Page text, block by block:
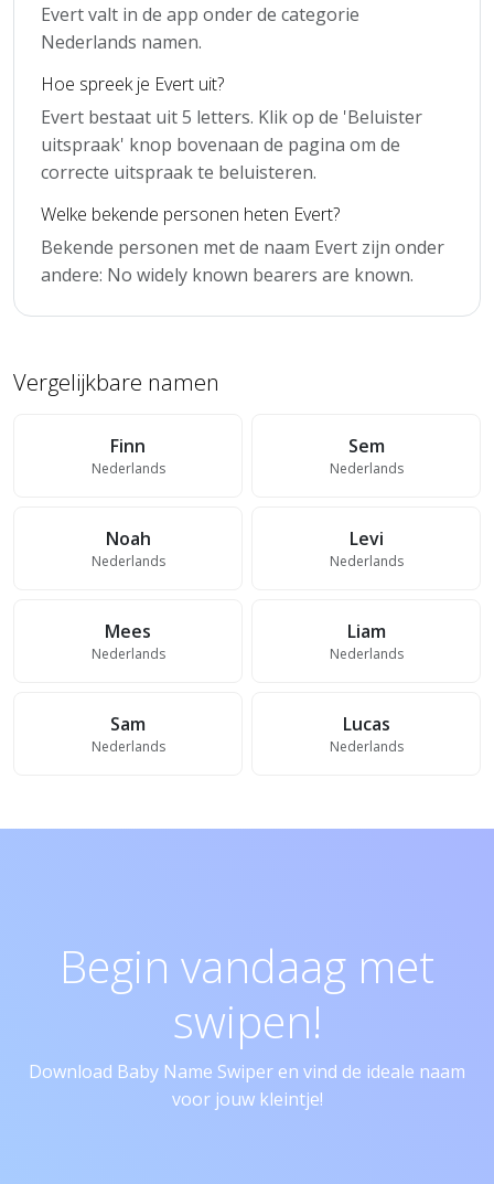
Evert valt in de app onder de categorie
Nederlands namen.
Hoe spreek je Evert uit?
Evert bestaat uit 5 letters. Klik op de 'Beluister
uitspraak' knop bovenaan de pagina om de
correcte uitspraak te beluisteren.
Welke bekende personen heten Evert?
Bekende personen met de naam Evert zijn onder
andere: No widely known bearers are known.
Vergelijkbare namen
Finn
Nederlands
Sem
Nederlands
Noah
Nederlands
Levi
Nederlands
Mees
Nederlands
Liam
Nederlands
Sam
Nederlands
Lucas
Nederlands
Begin vandaag met
swipen!
Download Baby Name Swiper en vind de ideale naam
voor jouw kleintje!